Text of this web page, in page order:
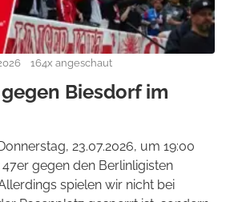
164x angeschaut
Biesdorf im
23.07.2026, um 19:00
gegen den Berlinligisten
spielen wir nicht bei